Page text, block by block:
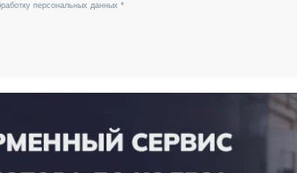
персональных данных *